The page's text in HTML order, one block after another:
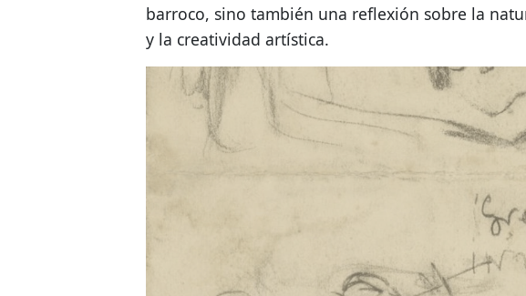
barroco, sino también una reflexión sobre la
y la creatividad artística.